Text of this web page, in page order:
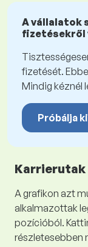
A vállalatok
fizetésekről
fizetését.
Mindig kéznél
Próbálja
Karrierutak
A grafikon azt
alkalmazottak
pozícióból.
részletesebben